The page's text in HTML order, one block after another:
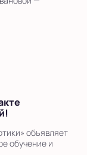
объявляет
обучение и